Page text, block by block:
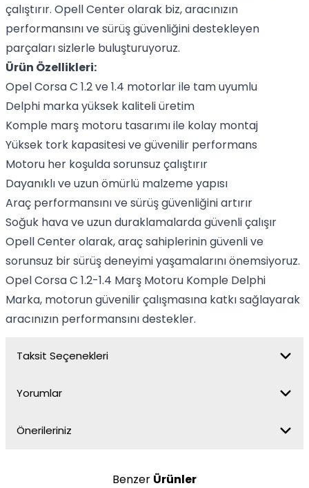
çalıştırır. Opell Center olarak biz, aracınızın
performansını ve sürüş güvenliğini destekleyen
parçaları sizlerle buluşturuyoruz.
Ürün Özellikleri:
Opel Corsa C 1.2 ve 1.4 motorlar ile tam uyumlu
Delphi marka yüksek kaliteli üretim
Komple marş motoru tasarımı ile kolay montaj
Yüksek tork kapasitesi ve güvenilir performans
Motoru her koşulda sorunsuz çalıştırır
Dayanıklı ve uzun ömürlü malzeme yapısı
Araç performansını ve sürüş güvenliğini artırır
Soğuk hava ve uzun duraklamalarda güvenli çalışır
Opell Center olarak, araç sahiplerinin güvenli ve
sorunsuz bir sürüş deneyimi yaşamalarını önemsiyoruz.
Opel Corsa C 1.2-1.4 Marş Motoru Komple Delphi
Marka, motorun güvenilir çalışmasına katkı sağlayarak
aracınızın performansını destekler.
Taksit Seçenekleri
Yorumlar
Önerileriniz
Benzer Ürünler